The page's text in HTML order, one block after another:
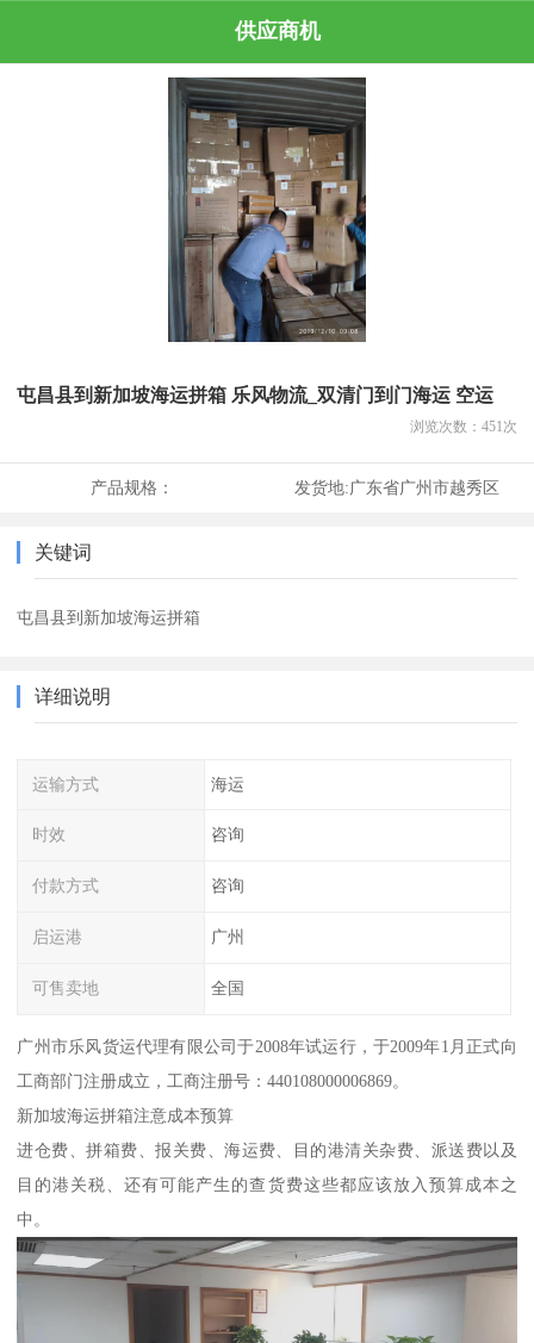
供应商机
屯昌县到新加坡海运拼箱 乐风物流_双清门到门海运 空运
浏览次数： 451 次
产品规格： 发货地:广东省广州市越秀区
关键词
屯昌县到新加坡海运拼箱
详细说明
运输方式 海运
时效 咨询
付款方式 咨询
启运港 广州
可售卖地 全国
广州市乐风货运代理有限公司于2008年试运行，于2009年1月正式向
工商部门注册成立，工商注册号：440108000006869。
新加坡海运拼箱注意成本预算
进仓费、拼箱费、报关费、海运费、目的港清关杂费、派送费以及
目的港关税、还有可能产生的查货费这些都应该放入预算成本之
中。